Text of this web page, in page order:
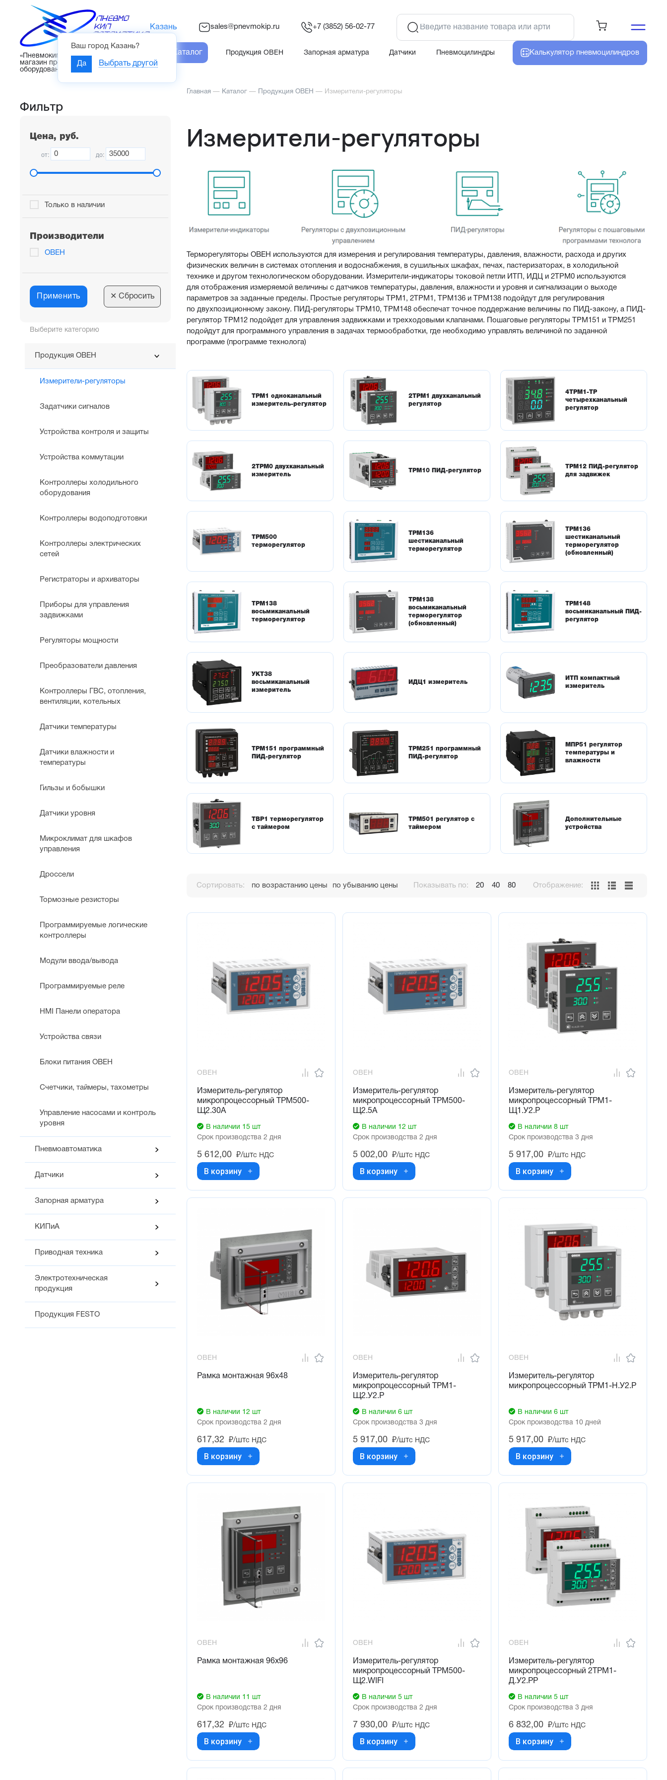
«Пневмокипавтоматика» – интернет-
магазин промышленного
оборудования
Казань
Ваш город Казань?
Да Выбрать другой
sales@pnevmokip.ru +7 (3852) 56-02-77
Каталог Продукция ОВЕН Запорная арматура Датчики Пневмоцилиндры Калькулятор пневмоцилиндров
Выберите категорию
Продукция ОВЕН
Измерители-регуляторы
Задатчики сигналов
Устройства контроля и защиты
Устройства коммутации
Контроллеры холодильного
оборудования
Контроллеры водоподготовки
Контроллеры электрических
сетей
Регистраторы и архиваторы
Приборы для управления
задвижками
Регуляторы мощности
Преобразователи давления
Контроллеры ГВС, отопления,
вентиляции, котельных
Датчики температуры
Датчики влажности и
температуры
Гильзы и бобышки
Датчики уровня
Микроклимат для шкафов
управления
Дроссели
Тормозные резисторы
Программируемые логические
контроллеры
Модули ввода/вывода
Программируемые реле
HMI Панели оператора
Устройства связи
Блоки питания ОВЕН
Счетчики, таймеры, тахометры
Управление насосами и контроль
уровня
Пневмоавтоматика
Датчики
Запорная арматура
КИПиА
Приводная техника
Электротехническая
продукция
Продукция FESTO
Фильтр
Цена, руб.
от: до:
Только в наличии
Производители
ОВЕН
Применить ✕ Сбросить
Главная — Каталог — Продукция ОВЕН — Измерители-регуляторы
Измерители-регуляторы
Терморегуляторы ОВЕН используются для измерения и регулирования температуры, давления, влажности, расхода и других
физических величин в системах отопления и водоснабжения, в сушильных шкафах, печах, пастеризаторах, в холодильной
технике и другом технологическом оборудовании. Измерители-индикаторы токовой петли ИТП, ИДЦ и 2ТРМ0 используются
для отображения измеряемой величины с датчиков температуры, давления, влажности и уровня и сигнализации о выходе
параметров за заданные пределы. Простые регуляторы ТРМ1, 2ТРМ1, ТРМ136 и ТРМ138 подойдут для регулирования
по двухпозиционному закону. ПИД-регуляторы ТРМ10, ТРМ148 обеспечат точное поддержание величины по ПИД-закону, а ПИД-
регулятор ТРМ12 подойдет для управления задвижками и трехходовыми клапанами. Пошаговые регуляторы ТРМ151 и ТРМ251
подойдут для программного управления в задачах термообработки, где необходимо управлять величиной по заданной
программе (программе технолога)
ТРМ1 одноканальный
измеритель-регулятор
2ТРМ1 двухканальный
регулятор
4ТРМ1-ТР
четырехканальный
регулятор
2ТРМ0 двухканальный
измеритель
ТРМ10 ПИД-регулятор
ТРМ12 ПИД-регулятор
для задвижек
ТРМ500
терморегулятор
ТРМ136
шестиканальный
терморегулятор
ТРМ136
шестиканальный
терморегулятор
(обновленный)
ТРМ138
восьмиканальный
терморегулятор
ТРМ138
восьмиканальный
терморегулятор
(обновленный)
ТРМ148
восьмиканальный ПИД-
регулятор
УКТ38
восьмиканальный
измеритель
ИДЦ1 измеритель
ИТП компактный
измеритель
ТРМ151 программный
ПИД-регулятор
ТРМ251 программный
ПИД-регулятор
МПР51 регулятор
температуры и
влажности
ТВР1 терморегулятор
с таймером
ТРМ501 регулятор с
таймером
Дополнительные
устройства
Сортировать: по возрастанию цены по убыванию цены Показывать по: 20 40 80 Отображение:
ОВЕН
Измеритель-регулятор
микропроцессорный ТРМ500-
Щ2.30А
В наличии 15 шт
Срок производства 2 дня
5 612,00 ₽/штс НДС
В корзину
ОВЕН
Измеритель-регулятор
микропроцессорный ТРМ500-
Щ2.5А
В наличии 12 шт
Срок производства 2 дня
5 002,00 ₽/штс НДС
В корзину
ОВЕН
Измеритель-регулятор
микропроцессорный ТРМ1-
Щ1.У2.Р
В наличии 8 шт
Срок производства 3 дня
5 917,00 ₽/штс НДС
В корзину
ОВЕН
Рамка монтажная 96х48
В наличии 12 шт
Срок производства 2 дня
617,32 ₽/штс НДС
В корзину
ОВЕН
Измеритель-регулятор
микропроцессорный ТРМ1-
Щ2.У2.Р
В наличии 6 шт
Срок производства 3 дня
5 917,00 ₽/штс НДС
В корзину
ОВЕН
Измеритель-регулятор
микропроцессорный ТРМ1-Н.У2.Р
В наличии 6 шт
Срок производства 10 дней
5 917,00 ₽/штс НДС
В корзину
ОВЕН
Рамка монтажная 96х96
В наличии 11 шт
Срок производства 2 дня
617,32 ₽/штс НДС
В корзину
ОВЕН
Измеритель-регулятор
микропроцессорный ТРМ500-
Щ2.WIFI
В наличии 5 шт
Срок производства 2 дня
7 930,00 ₽/штс НДС
В корзину
ОВЕН
Измеритель-регулятор
микропроцессорный 2ТРМ1-
Д.У2.РР
В наличии 5 шт
Срок производства 3 дня
6 832,00 ₽/штс НДС
В корзину